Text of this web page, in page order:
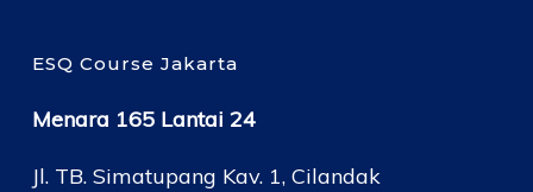
ESQ Course Jakarta
Menara 165 Lantai 24
Jl. TB. Simatupang Kav. 1, Cilandak